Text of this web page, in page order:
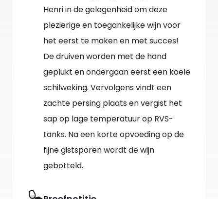
Henri in de gelegenheid om deze
plezierige en toegankelijke wijn voor
het eerst te maken en met succes!
De druiven worden met de hand
geplukt en ondergaan eerst een koele
schilweking. Vervolgens vindt een
zachte persing plaats en vergist het
sap op lage temperatuur op RVS-
tanks. Na een korte opvoeding op de
fijne gistsporen wordt de wijn
gebotteld.